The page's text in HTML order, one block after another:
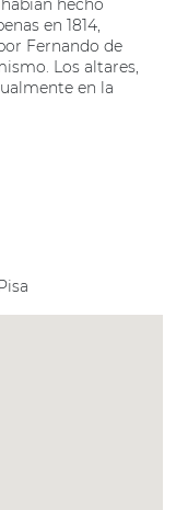
hecho
en 1814,
Fernando de
Los altares,
en la